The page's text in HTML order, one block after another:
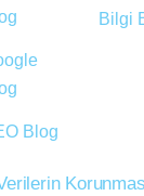
Blog
Bilgi